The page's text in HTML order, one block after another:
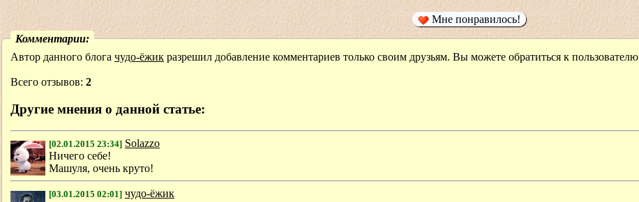
Мне понравилось!
Комментарии:
Автор данного блога чудо-ёжик разрешил добавление комментариев только своим друзьям. Вы можете обратиться к пользователю
Всего отзывов: 2
Другие мнения о данной статье:
[02.01.2015 23:34] Solazzo
Ничего себе!
Машуля, очень круто!
[03.01.2015 02:01] чудо-ёжик